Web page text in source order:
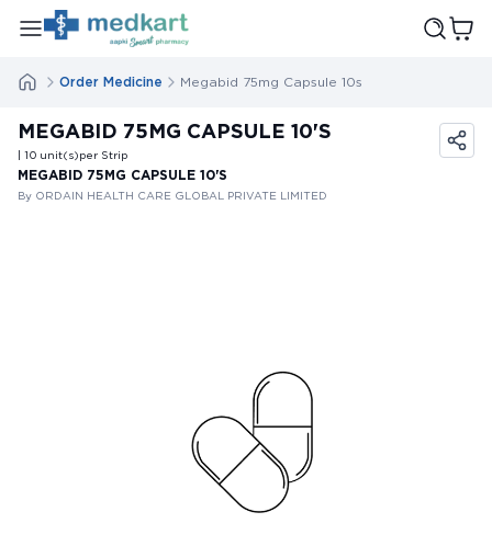
Order Medicine Megabid 75mg Capsule 10s
MEGABID 75MG CAPSULE 10'S
| 10 unit(s)per Strip
MEGABID 75MG CAPSULE 10'S
By ORDAIN HEALTH CARE GLOBAL PRIVATE LIMITED